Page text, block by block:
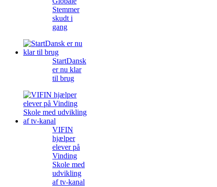
Stemmer
skudt i
gang
StartDansk
er nu klar
til brug
VIFIN
hjælper
elever på
Vinding
Skole med
udvikling
af tv-kanal